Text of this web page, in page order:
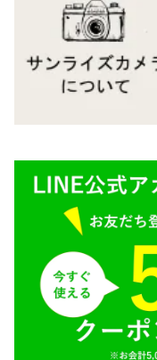
Mamiya（マミヤ）
M645,二眼レフ
Plaubel（プラウベル）
SONY（ソニー）
SIGMA（シグマ）
Tokina（トキナー）
TAMRON（タムロン）
M（ライカ）
R（ライカ）
AR（コニカ）
O（その他）